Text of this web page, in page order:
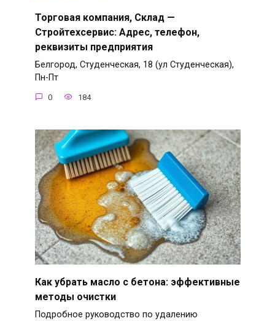
Торговая компания, Склад —
Стройтехсервис: Адрес, телефон,
реквизиты предприятия
Белгород, Студенческая, 18 (ул Студенческая),
Пн-Пт
0 184
Как убрать масло с бетона: эффективные
методы очистки
Подробное руководство по удалению